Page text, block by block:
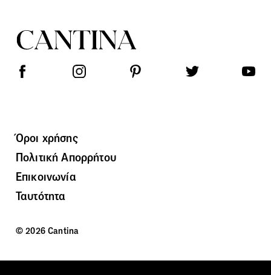
Όροι χρήσης
Πολιτική Απορρήτου
Επικοινωνία
Ταυτότητα
© 2026 Cantina